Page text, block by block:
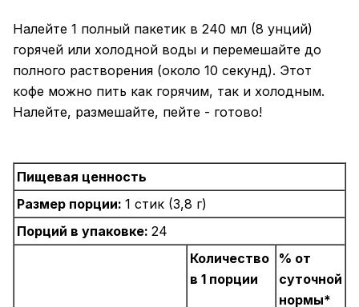
Налейте 1 полный пакетик в 240 мл (8 унций)
горячей или холодной воды и перемешайте до
полного растворения (около 10 секунд). Этот
кофе можно пить как горячим, так и холодным.
Налейте, размешайте, пейте - готово!
Пищевая ценность
Размер порции: 1 стик (3,8 г)
Порций в упаковке: 24
Количество
в 1 порции
% от
суточной
нормы*